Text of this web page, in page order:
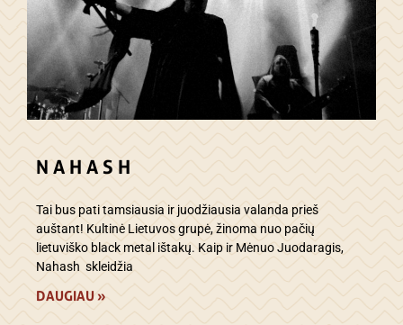
N A H A S H
Tai bus pati tamsiausia ir juodžiausia valanda prieš
auštant! Kultinė Lietuvos grupė, žinoma nuo pačių
lietuviško black metal ištakų. Kaip ir Mėnuo Juodaragis,
Nahash skleidžia
DAUGIAU »